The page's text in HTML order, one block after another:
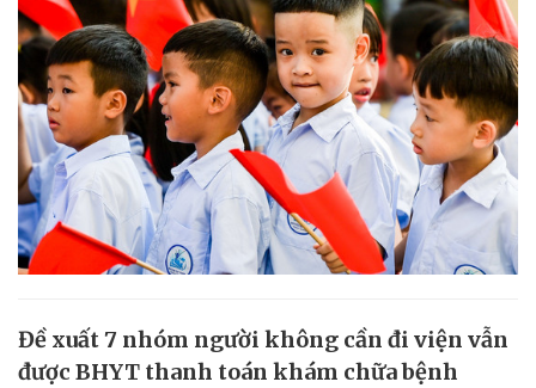
Đề xuất 7 nhóm người không cần đi viện vẫn
được BHYT thanh toán khám chữa bệnh